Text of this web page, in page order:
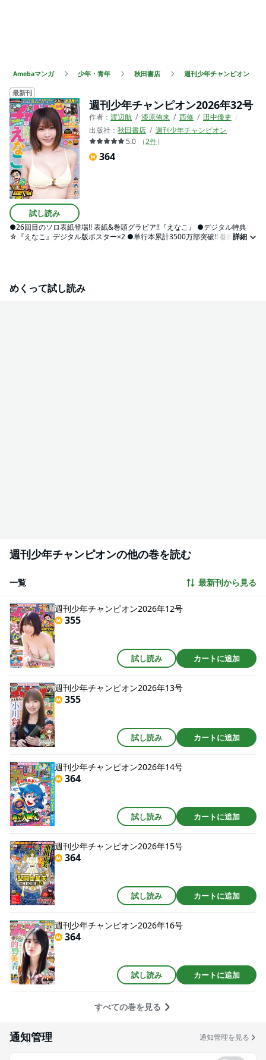
Amebaマンガ 少年・青年 秋田書店 週刊少年チャンピオン
最新刊
試し読み
週刊少年チャンピオン2026年32号
作者： 渡辺航 漆原侑来 西修 田中優吏
出版社： 秋田書店
週刊少年チャンピオン
5.0
（2件）
364
●26回目のソロ表紙登場!! 表紙&巻頭グラビア!!『えなこ』 ●デジタル特典
☆『えなこ』デジタル版ポスター×2 ●単行本累計3500万部突破!! 巻頭カラー
連載中!! ●『吸血鬼すぐ死ぬ』『学園アイドルマスター GOLD RUSH』『気絶
勇者と暗殺姫』『乱破-ヤンキー忍風帖-』は休載です。 ●『漫画 ゆうえんち-
詳細
めくって試し読み
週刊少年チャンピオンの他の巻を読む
一覧 最新刊から見る
週刊少年チャンピオン2026年12号
355
試し読み カートに追加
週刊少年チャンピオン2026年13号
355
試し読み カートに追加
週刊少年チャンピオン2026年14号
364
試し読み カートに追加
週刊少年チャンピオン2026年15号
364
試し読み カートに追加
週刊少年チャンピオン2026年16号
364
試し読み カートに追加
すべての巻を見る
通知管理 通知管理を見る